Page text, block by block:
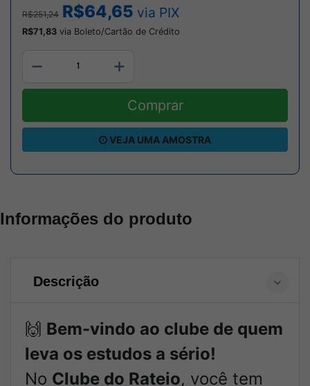
R$251,24 R$64,65 via PIX
R$71,83 via Boleto/Cartão de Crédito
Comprar
VEJA UMA AMOSTRA
Informações do produto
Descrição
🙌 Bem-vindo ao clube de quem
leva os estudos a sério!
No Clube do Rateio, você tem